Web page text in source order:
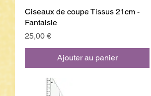
Ciseaux de coupe Tissus 21cm -
Fantaisie
Prix
25,00 €
Ajouter au panier